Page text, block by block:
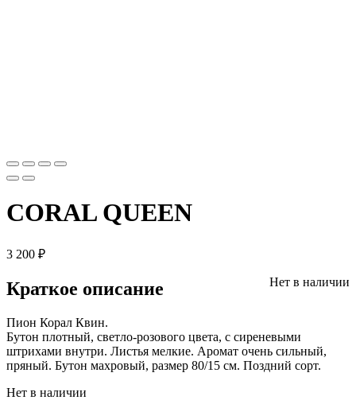
CORAL QUEEN
3 200 ₽
Нет в наличии
Краткое описание
Пион Корал Квин.
Бутон плотный, светло-розового цвета, с сиреневыми
штрихами внутри. Листья мелкие. Аромат очень сильный,
пряный. Бутон махровый, размер 80/15 см. Поздний сорт.
Нет в наличии